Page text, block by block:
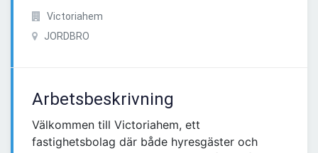
Victoriahem
JORDBRO
Arbetsbeskrivning
Välkommen till Victoriahem, ett
fastighetsbolag där både hyresgäster och